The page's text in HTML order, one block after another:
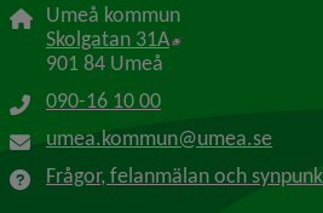
Umeå kommun
Skolgatan 31A Länk till annan
901 84 Umeå
090-16 10 00
umea.kommun@umea.se
Frågor, felanmälan och